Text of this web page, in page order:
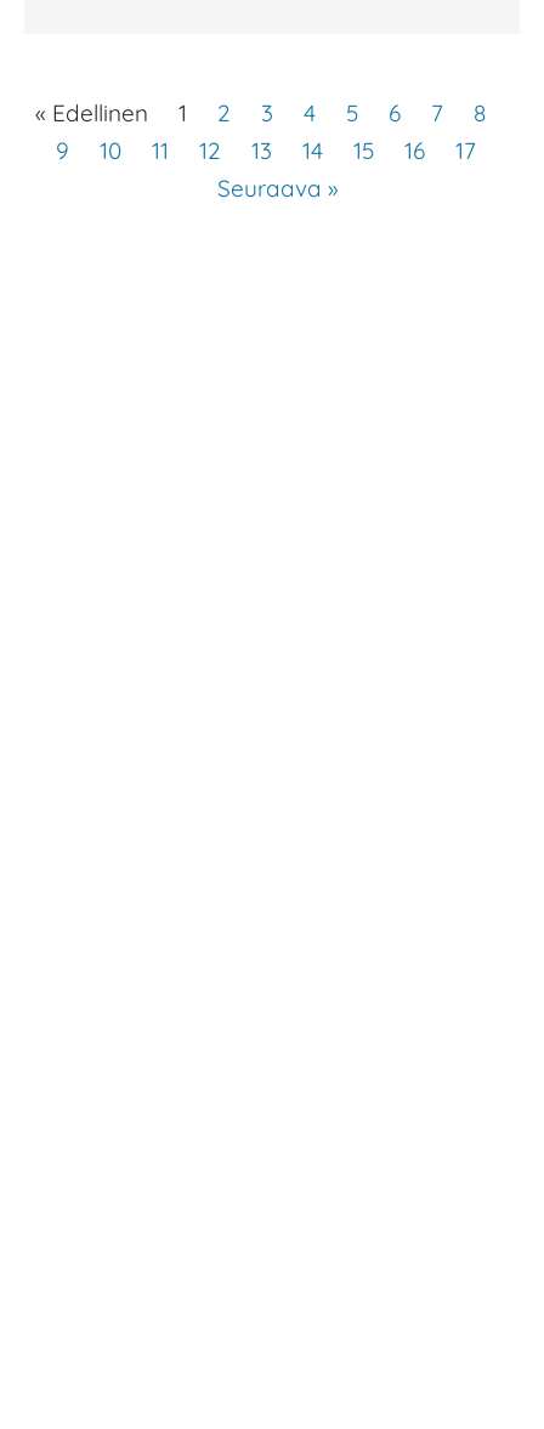
« Edellinen 1 2 3 4 5 6 7
8
9
10 11 12 13 14 15 16
17
Seuraava »